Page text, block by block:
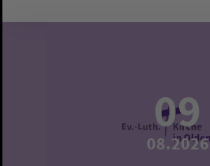
09
08.2026